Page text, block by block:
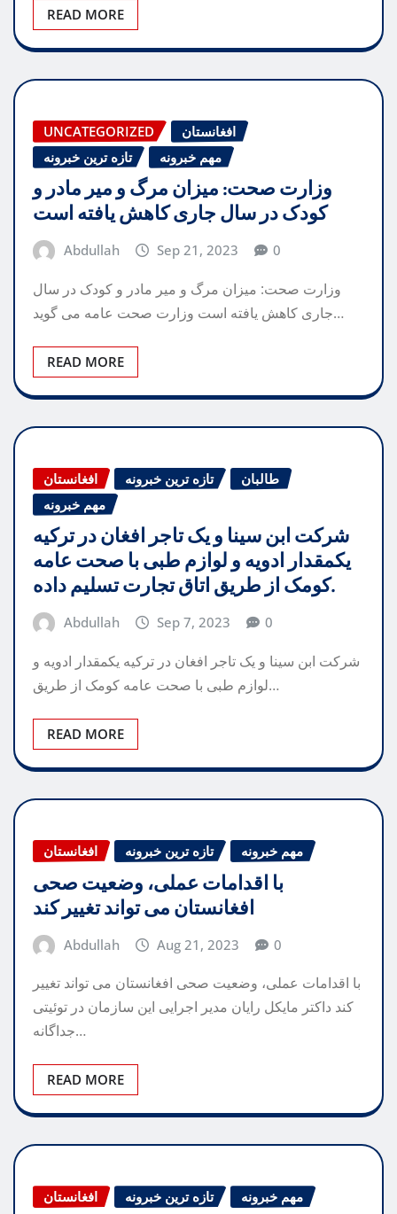
READ MORE
UNCATEGORIZED
افغانستان
تازه ترین خبرونه
مهم خبرونه
وزارت صحت: میزان مرگ و میر مادر و
کودک در سال جاری کاهش یافته است
Abdullah Sep 21, 2023 0
وزارت صحت: میزان مرگ و میر مادر و کودک در سال
جاری کاهش یافته است وزارت صحت عامه می گوید…
READ MORE
افغانستان تازه ترین خبرونه
طالبان
مهم خبرونه
شرکت ابن سینا و یک تاجر افغان در ترکیه
یکمقدار ادویه و لوازم طبی با صحت عامه
کومک از طریق اتاق تجارت تسلیم داده.
Abdullah Sep 7, 2023 0
شرکت ابن سینا و یک تاجر افغان در ترکیه یکمقدار ادویه و
لوازم طبی با صحت عامه کومک از طریق…
READ MORE
افغانستان تازه ترین خبرونه مهم خبرونه
با اقدامات عملی، وضعیت صحی
افغانستان می تواند تغییر کند
Abdullah Aug 21, 2023 0
با اقدامات عملی، وضعیت صحی افغانستان می تواند تغییر
کند داکتر مایکل رایان مدیر اجرایی این سازمان در توئیتی
جداگانه…
READ MORE
افغانستان تازه ترین خبرونه مهم خبرونه